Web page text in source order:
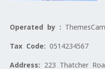
Operated by :
Tax Code: 0514234567
Address: 223 Thatcher